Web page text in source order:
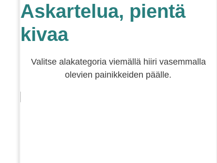
Askartelua, pientä
kivaa
Valitse alakategoria viemällä hiiri vasemmalla
olevien painikkeiden päälle.